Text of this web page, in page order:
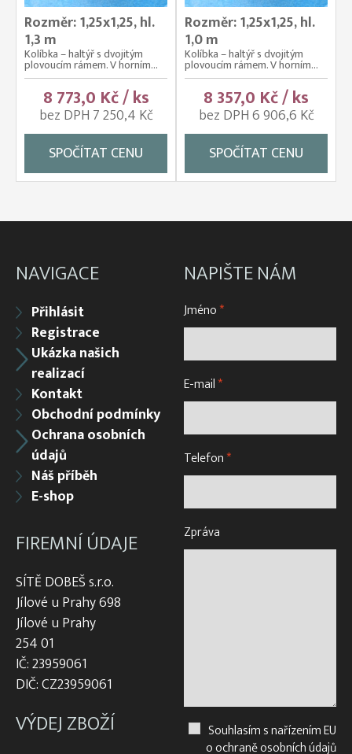
Rozměr: 1,25x1,25, hl.
1,3 m
Kolíbka – haltýř s dvojitým
plovoucím rámem. V horním...
8 773,0 Kč / ks
bez DPH 7 250,4 Kč
SPOČÍTAT CENU
Rozměr: 1,25x1,25, hl.
1,0 m
Kolíbka – haltýř s dvojitým
plovoucím rámem. V horním...
8 357,0 Kč / ks
bez DPH 6 906,6 Kč
SPOČÍTAT CENU
NAVIGACE
Přihlásit
Registrace
Ukázka našich
realizací
Kontakt
Obchodní podmínky
Ochrana osobních
údajů
Náš příběh
E-shop
FIREMNÍ ÚDAJE
SÍTĚ DOBEŠ s.r.o.
Jílové u Prahy 698
Jílové u Prahy
254 01
IČ: 23959061
DIČ: CZ23959061
VÝDEJ ZBOŽÍ
NAPIŠTE NÁM
Jméno*
E-mail*
Telefon*
Zpráva
Souhlasím s nařízením EU
o ochraně osobních údajů